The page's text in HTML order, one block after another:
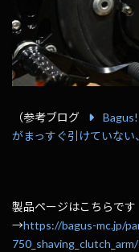
（参考ブログ
がまっすぐ引けていない
製品ページはこちらです
→https://bagus-mc.jp/
750_shaving_clutch_arm/